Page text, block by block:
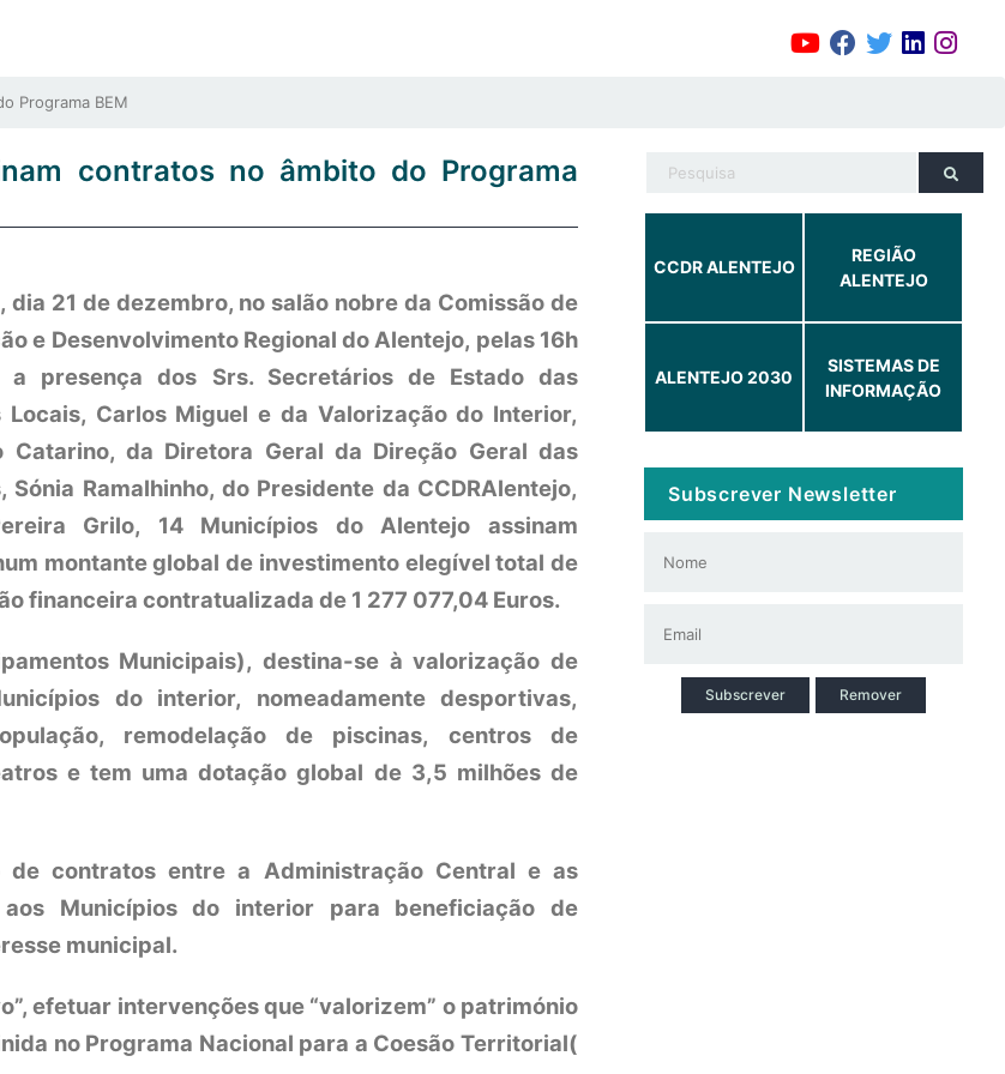
Programa BEM
contratos no âmbito do Programa
dia 21 de dezembro, no salão nobre da Comissão de
e Desenvolvimento Regional do Alentejo, pelas 16h
a presença dos Srs. Secretários de Estado das
Locais, Carlos Miguel e da Valorização do Interior,
Catarino, da Diretora Geral da Direção Geral das
Sónia Ramalhinho, do Presidente da CCDRAlentejo,
Grilo, 14 Municípios do Alentejo assinam
montante global de investimento elegível total de
financeira contratualizada de 1 277 077,04 Euros.
Municipais), destina-se à valorização de
do interior, nomeadamente desportivas,
remodelação de piscinas, centros de
e tem uma dotação global de 3,5 milhões de
contratos entre a Administração Central e as
Municípios do interior para beneficiação de
municipal.
efetuar intervenções que “valorizem” o património
no Programa Nacional para a Coesão Territorial(
CCDR ALENTEJO
REGIÃO
ALENTEJO
ALENTEJO 2030
SISTEMAS DE
INFORMAÇÃO
Subscrever Newsletter
Subscrever Remover